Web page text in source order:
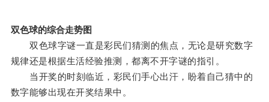
双色球的综合走势图
双色球字谜一直是彩民们猜测的焦点，无论是研究数字
规律还是根据生活经验推测，都离不开字谜的指引。
当开奖的时刻临近，彩民们手心出汗，盼着自己猜中的
数字能够出现在开奖结果中。